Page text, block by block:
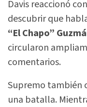
Davis reaccionó
descubrir que
“El Chapo”
circularon
comentarios.
Supremo también
una batalla.